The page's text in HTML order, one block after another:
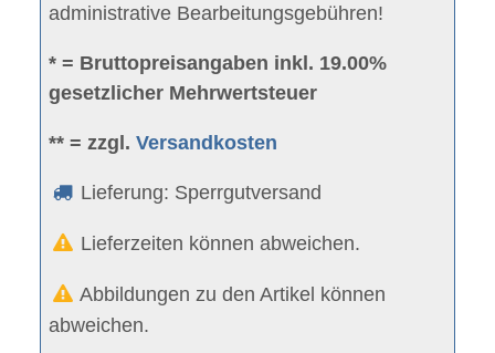
administrative Bearbeitungsgebühren!
* = Bruttopreisangaben inkl. 19.00%
gesetzlicher Mehrwertsteuer
** = zzgl.Versandkosten
Lieferung: Sperrgutversand
Lieferzeiten können abweichen.
Abbildungen zu den Artikel können
abweichen.